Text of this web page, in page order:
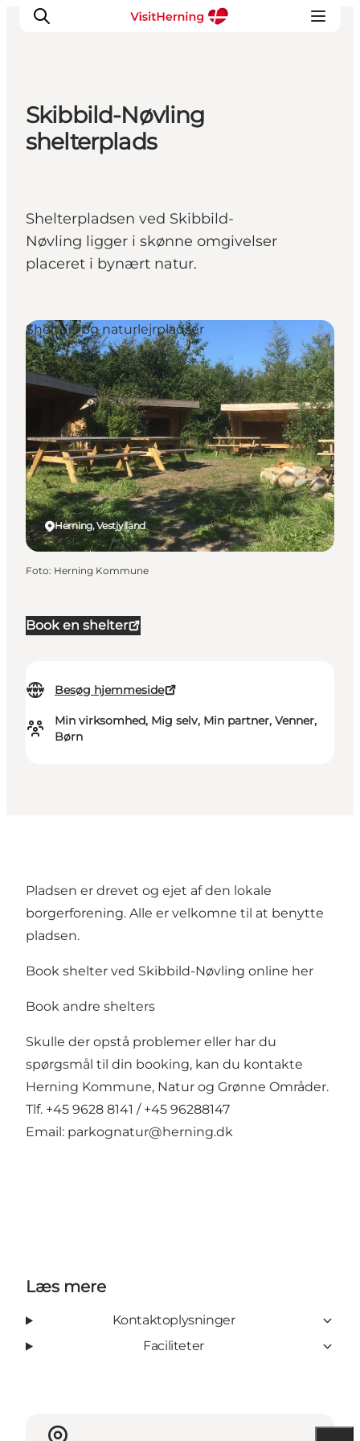
Det sker
Spis, drik og shop
Find vej
Sov godt
Book overnatning
Skibbild-Nøvling
shelterplads
Shelterpladsen ved Skibbild-
Nøvling ligger i skønne omgivelser
placeret i bynært natur.
Book en shelter
Besøg hjemmeside
Min virksomhed, Mig selv, Min partner, Venner,
Børn
Herning, Vestjylland
Shelters og naturlejrpladser
Foto: Herning Kommune
Pladsen er drevet og ejet af den lokale
borgerforening. Alle er velkomne til at benytte
pladsen.
Book shelter ved Skibbild-Nøvling online her
Book andre shelters
Skulle der opstå problemer eller har du
spørgsmål til din booking, kan du kontakte
Herning Kommune, Natur og Grønne Områder.
Tlf. +45 9628 8141 / +45 96288147
Email: parkognatur@herning.dk
Læs mere
Kontaktoplysninger
Faciliteter